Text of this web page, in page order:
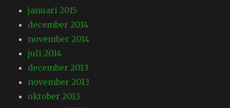
januari 2015
december 2014
november 2014
juli 2014
december 2013
november 2013
oktober 2013